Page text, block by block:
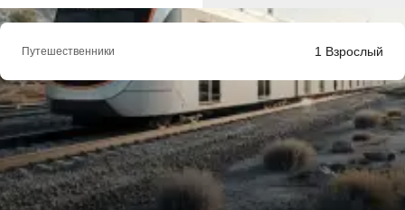
Путешественники 1 Взрослый